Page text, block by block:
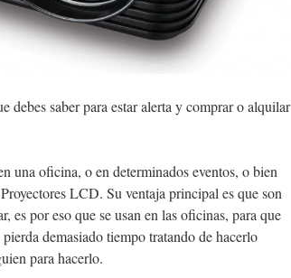
debes saber para estar alerta y comprar o alquilar
una oficina, o en determinados eventos, o bien
LCD. Su ventaja principal es que son
por eso que se usan en las oficinas, para que
demasiado tiempo tratando de hacerlo
para hacerlo.